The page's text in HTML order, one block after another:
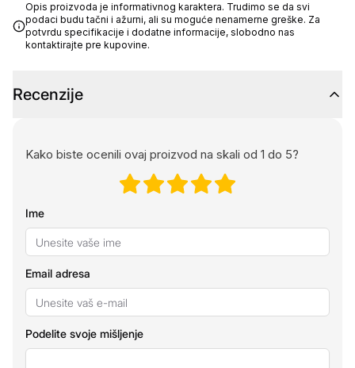
Opis proizvoda je informativnog karaktera. Trudimo se da svi
podaci budu tačni i ažurni, ali su moguće nenamerne greške. Za
potvrdu specifikacije i dodatne informacije, slobodno nas
kontaktirajte pre kupovine.
Recenzije
Kako biste ocenili ovaj proizvod na skali od 1 do 5?
Ime
Email adresa
Podelite svoje mišljenje